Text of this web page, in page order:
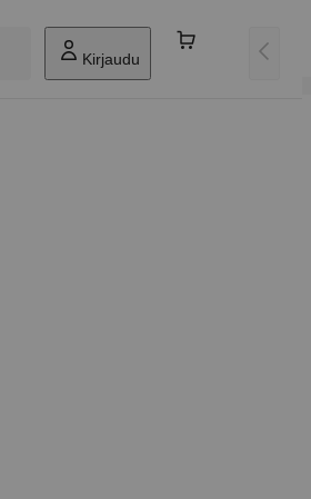
Kirjaudu